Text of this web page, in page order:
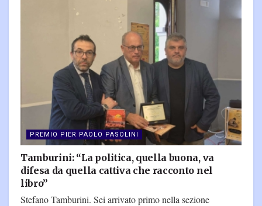
PREMIO PIER PAOLO PASOLINI
Tamburini: “La politica, quella buona, va
difesa da quella cattiva che racconto nel
libro”
Stefano Tamburini. Sei arrivato primo nella sezione